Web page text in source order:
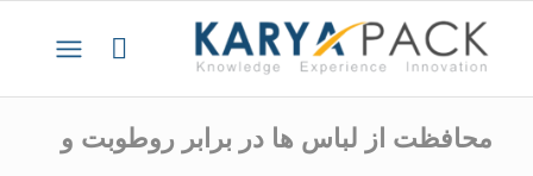
محافظت از لباس ها در برابر روطوبت و